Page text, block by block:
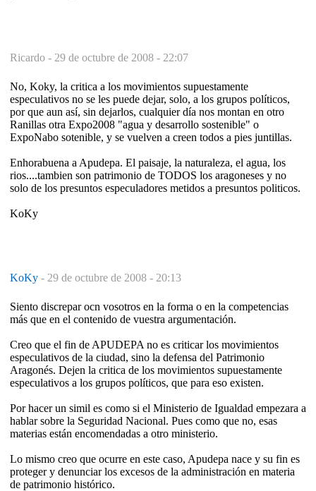
Ricardo - 29 de octubre de 2008 - 22:07
No, Koky, la critica a los movimientos supuestamente
especulativos no se les puede dejar, solo, a los grupos políticos,
por que aun así, sin dejarlos, cualquier día nos montan en otro
Ranillas otra Expo2008 "agua y desarrollo sostenible" o
ExpoNabo sotenible, y se vuelven a creen todos a pies juntillas.
Enhorabuena a Apudepa. El paisaje, la naturaleza, el agua, los
rios....tambien son patrimonio de TODOS los aragoneses y no
solo de los presuntos especuladores metidos a presuntos politicos.
KoKy
KoKy - 29 de octubre de 2008 - 20:13
Siento discrepar ocn vosotros en la forma o en la competencias
más que en el contenido de vuestra argumentación.
Creo que el fin de APUDEPA no es criticar los movimientos
especulativos de la ciudad, sino la defensa del Patrimonio
Aragonés. Dejen la critica de los movimientos supuestamente
especulativos a los grupos políticos, que para eso existen.
Por hacer un simil es como si el Ministerio de Igualdad empezara a
hablar sobre la Seguridad Nacional. Pues como que no, esas
materias están encomendadas a otro ministerio.
Lo mismo creo que ocurre en este caso, Apudepa nace y su fin es
proteger y denunciar los excesos de la administración en materia
de patrimonio histórico.